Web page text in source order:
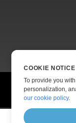
© Aspose
COOKIE NOTICE
To provide you
personalization,
our cookie policy.